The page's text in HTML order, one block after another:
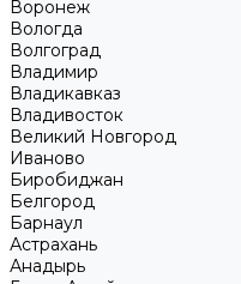
Воронеж
Вологда
Волгоград
Владимир
Владикавказ
Владивосток
Великий Новгород
Иваново
Биробиджан
Белгород
Барнаул
Астрахань
Анадырь